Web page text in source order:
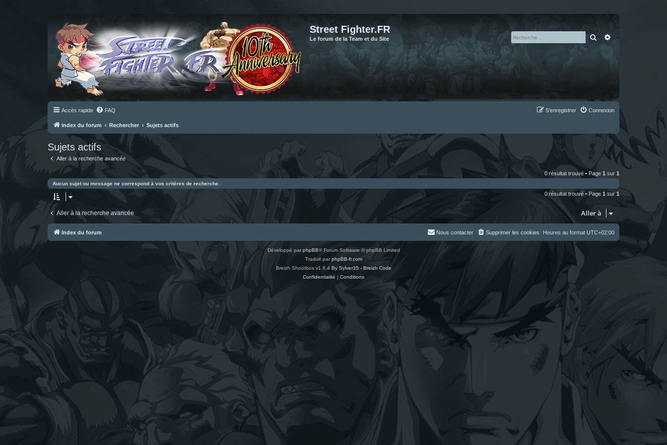
Street Fighter.FR
Le forum de la Team et du Site Rechercher
Accès rapide FAQ Connexion
S’enregistrer
Index du forum Rechercher Sujets actifs
Sujets actifs
Aller à la recherche avancée
0 résultat trouvé • Page 1 sur 1
Aucun sujet ou message ne correspond à vos critères de recherche.
0 résultat trouvé • Page 1 sur 1
Aller à la recherche avancée Aller à
Index du forum Heures au format UTC+02:00
Supprimer les cookies
Nous contacter
Développé parphpBB® Forum Software © phpBB Limited
Traduit parphpBB-fr.com
Breizh Shoutbox v1.8.4 By Sylver35 - Breizh Code
Confidentialité | Conditions